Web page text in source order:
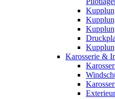
Karosserie &
Exterieur